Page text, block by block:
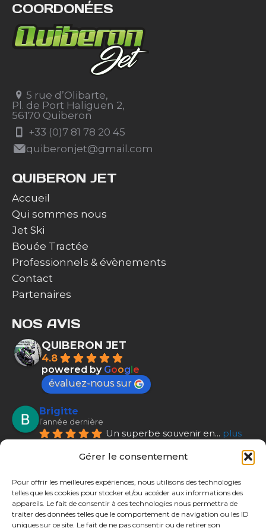
Gérer le consentement
Pour offrir les meilleures expériences, nous utilisons des technologies
telles que les cookies pour stocker et/ou accéder aux informations des
appareils. Le fait de consentir à ces technologies nous permettra de
traiter des données telles que le comportement de navigation ou les ID
uniques sur ce site. Le fait de ne pas consentir ou de retirer son
COORDONÉES
5 rue d’Olibarte,
Pl. de Port Haliguen 2,
56170 Quiberon
+33 (0)7 81 78 20 45
quiberonjet@gmail.com
QUIBERON JET
Accueil
Qui sommes nous
Jet Ski
Bouée Tractée
Professionnels & évènements
Contact
Partenaires
NOS AVIS
QUIBERON JET
4.8
powered by Google
évaluez-nous sur
Brigitte
l’année dernière
Un superbe souvenir en... plus
l’année dernière
Plus d'avis
SUIVEZ-NOUS